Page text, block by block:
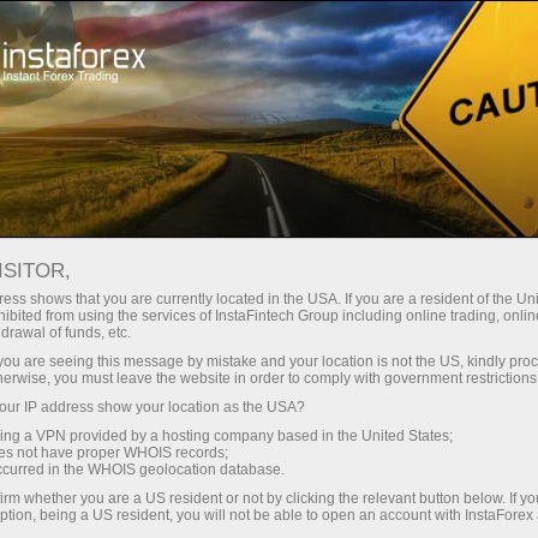
InstaForex билан сиз ҳақиқатан
эга бўласиз: 1:5000 гача кредит
елкаси, бозордаги энг яхши
спред ва комиссиялардан бири,
шунингдек акциялар ва
индекслар билан савдо қилиш
учун қулай шартлар.
Кичик
Ҳар бир депозит учун
30% бонус
Савдода
ва трассада тезлик
shows that you are currently located in the USA. If you are a resident of the
from using the services of InstaFintech Group including online trading,
of funds, etc.
are seeing this message by mistake and your location is not the US, kindly
you must leave the website in order to comply with government
IP address show your location as the USA?
a VPN provided by a hosting company based in the United States;
not have proper WHOIS records;
in the WHOIS geolocation database.
whether you are a US resident or not by clicking the relevant button below. If
being a US resident, you will not be able to open an account with InstaForex